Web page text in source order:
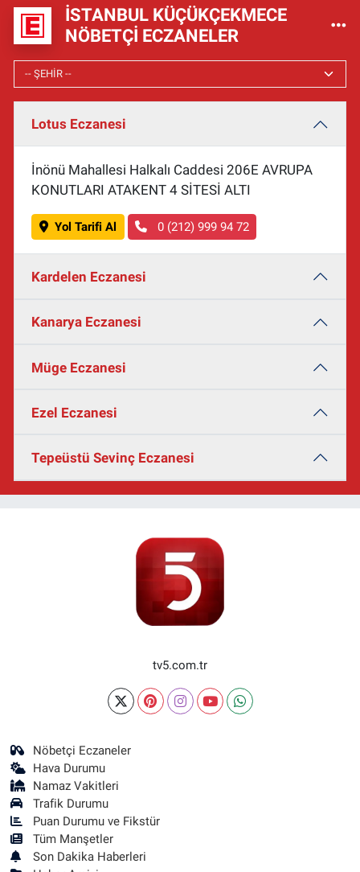
İSTANBUL KÜÇÜKÇEKMECE
NÖBETÇI ECZANELER
Lotus Eczanesi
İnönü Mahallesi Halkalı Caddesi 206E AVRUPA
KONUTLARI ATAKENT 4 SİTESİ ALTI
Yol Tarifi Al 0 (212) 999 94 72
Kardelen Eczanesi
Kanarya Eczanesi
Müge Eczanesi
Ezel Eczanesi
Tepeüstü Sevinç Eczanesi
tv5.com.tr
Nöbetçi Eczaneler
Hava Durumu
Namaz Vakitleri
Trafik Durumu
Puan Durumu ve Fikstür
Tüm Manşetler
Son Dakika Haberleri